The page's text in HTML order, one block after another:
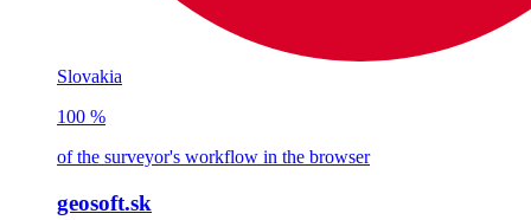
Slovakia
100 %
of the surveyor's workflow in the browser
geosoft.sk